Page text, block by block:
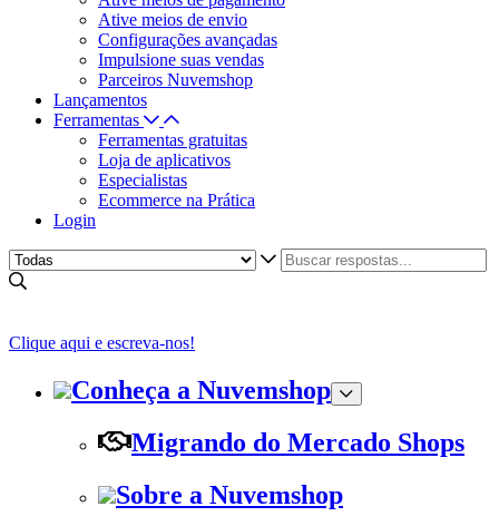
Ative meios de envio
Configurações avançadas
Impulsione suas vendas
Parceiros Nuvemshop
Lançamentos
Ferramentas
Ferramentas gratuitas
Loja de aplicativos
Especialistas
Ecommerce na Prática
Login
Clique aqui e escreva-nos!
Conheça a Nuvemshop
Migrando do Mercado Shops
Sobre a Nuvemshop